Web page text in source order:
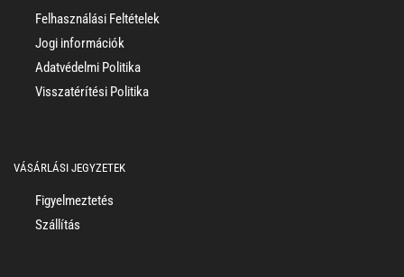
Felhasználási Feltételek
Jogi információk
Adatvédelmi Politika
Visszatérítési Politika
VÁSÁRLÁSI JEGYZETEK
Figyelmeztetés
Szállítás